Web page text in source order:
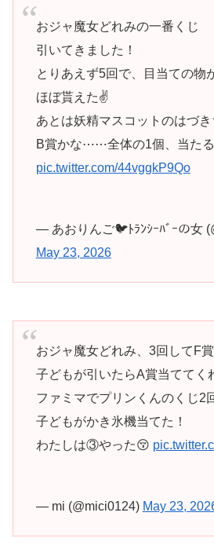
おジャ魔女どれみの一番くじ
引いてきました！
とりあえず5回で、目当ての物
ほぼ貰えた✌
あとは妖精マスコットのはづき
B賞かな⋯⋯全体の1個、当た
pic.twitter.com/44vggkP9Qo
— あおりんご🐦️ﾄﾗﾝｼｰﾊﾞｰの女
May 23, 2026
おジャ魔女どれみ、3回してF
子どもが引いたらA賞当ててく
ファミマでプリンくんのくじ2
子どもがかき氷機当てた！
わたしは③やった😚
— mi (@mici0124) May 23,